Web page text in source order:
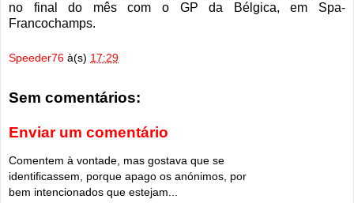
no final do mês com o GP da Bélgica, em Spa-
Francochamps.
Speeder76 à(s) 17:29
Sem comentários:
Enviar um comentário
Comentem à vontade, mas gostava que se
identificassem, porque apago os anónimos, por
bem intencionados que estejam...